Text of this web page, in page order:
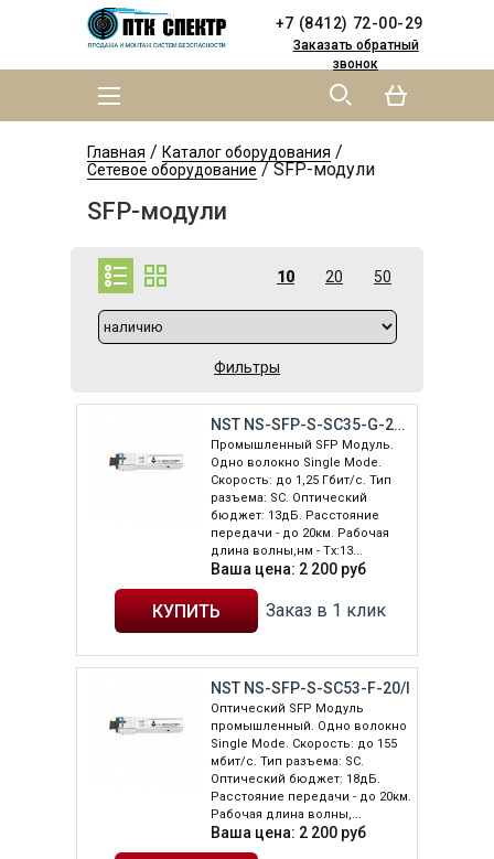
+7 (8412) 72-00-29
Заказать обратный
звонок
MAIN MENU
YOU ARE HERE
Главная / Каталог оборудования /
Сетевое оборудование /SFP-модули
SFP-модули
10 20 50
Фильтры
NST NS-SFP-S-SC35-G-20/I
Промышленный SFP Модуль.
Одно волокно Single Mode.
Скорость: до 1,25 Гбит/c. Тип
разъема: SC. Оптический
бюджет: 13дБ. Расстояние
передачи - до 20км. Рабочая
длина волны,нм - Tx:13...
Ваша цена: 2 200 руб
Заказ в 1 клик
NST NS-SFP-S-SC53-F-20/I
Оптический SFP Модуль
промышленный. Одно волокно
Single Mode. Скорость: до 155
мбит/c. Тип разъема: SC.
Оптический бюджет: 18дБ.
Расстояние передачи - до 20км.
Рабочая длина волны,...
Ваша цена: 2 200 руб